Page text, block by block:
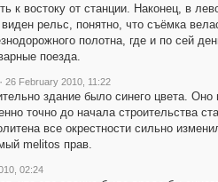
к востоку от станции. Наконец, в
рельс, понятно, что съёмка
полотна, где и по сей
поезда.
· 26 February 2010, 11:22
здание было синего цвета. Оно
точно до начала строительства
все окрестности сильно
melitos прав.
02:24